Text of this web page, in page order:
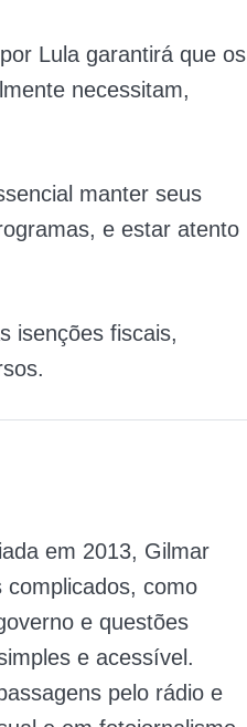
Lula garantirá que os
necessitam,
manter seus
e estar atento
isenções fiscais,
em 2013, Gilmar
como
e questões
e acessível.
pelo rádio e